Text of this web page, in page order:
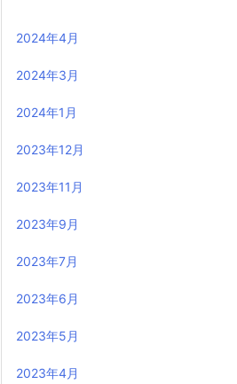
2024年4月
2024年3月
2024年1月
2023年12月
2023年11月
2023年9月
2023年7月
2023年6月
2023年5月
2023年4月